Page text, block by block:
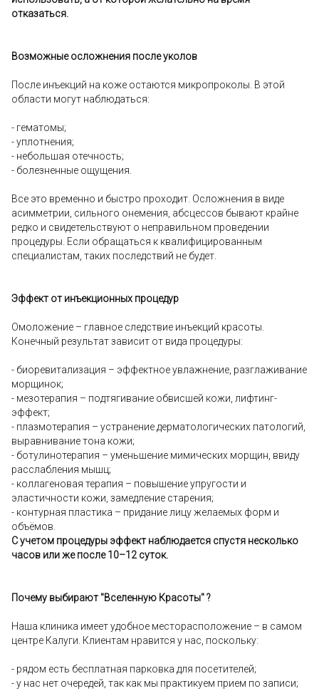
отказаться.
Возможные осложнения после уколов
После инъекций на коже остаются микропроколы. В этой
области могут наблюдаться:
- гематомы;
- уплотнения;
- небольшая отечность;
- болезненные ощущения.
Все это временно и быстро проходит. Осложнения в виде
асимметрии, сильного онемения, абсцессов бывают крайне
редко и свидетельствуют о неправильном проведении
процедуры. Если обращаться к квалифицированным
специалистам, таких последствий не будет.
Эффект от инъекционных процедур
Омоложение – главное следствие инъекций красоты.
Конечный результат зависит от вида процедуры:
- биоревитализация – эффектное увлажнение, разглаживание
морщинок;
- мезотерапия – подтягивание обвисшей кожи, лифтинг-
эффект;
- плазмотерапия – устранение дерматологических патологий,
выравнивание тона кожи;
- ботулинотерапия – уменьшение мимических морщин, ввиду
расслабления мышц;
- коллагеновая терапия – повышение упругости и
эластичности кожи, замедление старения;
- контурная пластика – придание лицу желаемых форм и
объёмов.
С учетом процедуры эффект наблюдается спустя несколько
часов или же после 10–12 суток.
Почему выбирают "Вселенную Красоты" ?
Наша клиника имеет удобное месторасположение – в самом
центре Калуги. Клиентам нравится у нас, поскольку:
- рядом есть бесплатная парковка для посетителей;
- у нас нет очередей, так как мы практикуем прием по записи;